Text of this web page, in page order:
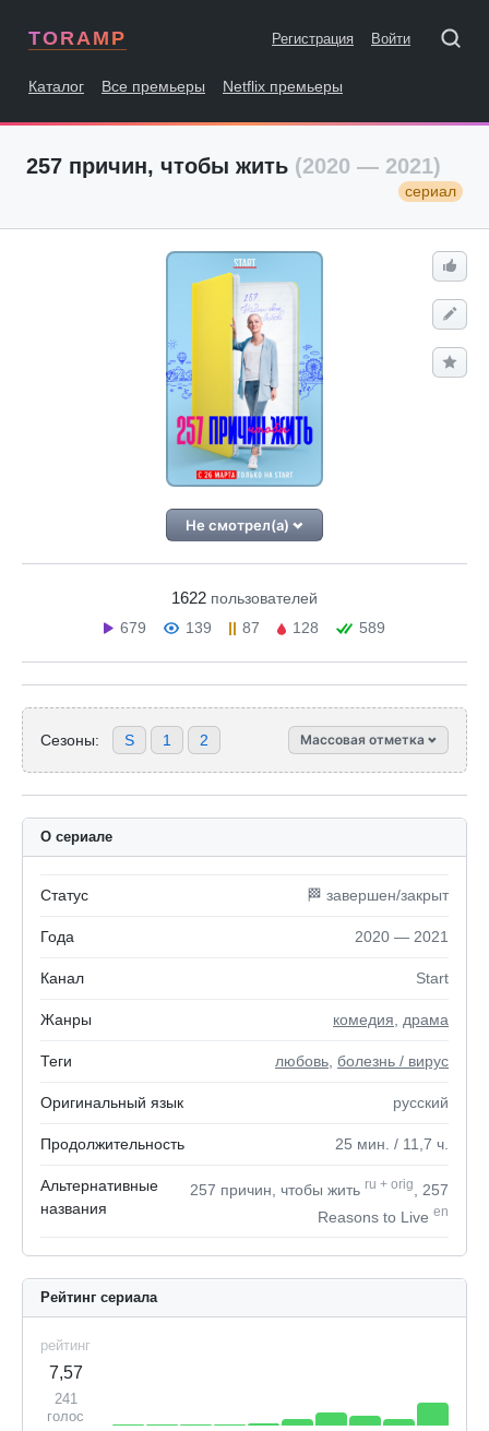
TORAMP Регистрация Войти
Каталог Все премьеры Netflix премьеры
257 причин, чтобы жить (2020 — 2021)
сериал
Не смотрел(а)
1622 пользователей
679
139 87 128 589
Сезоны: S 1 2 Массовая отметка
О сериале
Статус 🏁 завершен/закрыт
Года 2020 — 2021
Канал Start
Жанры комедия драма
Теги любовь болезнь / вирус
Оригинальный язык русский
Продолжительность 25 мин. / 11,7 ч.
Альтернативные
названия
257 причин, чтобы жить ru + orig
, 257
Reasons to Live en
Рейтинг сериала
рейтинг
7,57
241
голос